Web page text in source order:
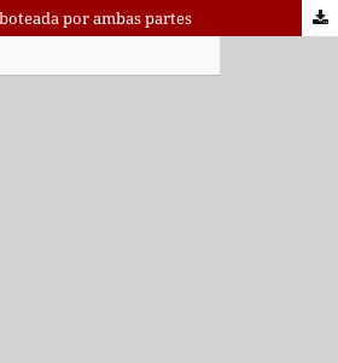
por ambas partes